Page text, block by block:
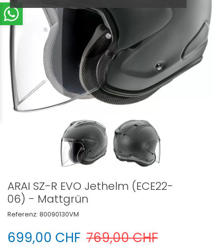
ARAI SZ-R EVO Jethelm (ECE22-
06) - Mattgrün
Referenz: 80090130VM
699,00 CHF 769,00 CHF